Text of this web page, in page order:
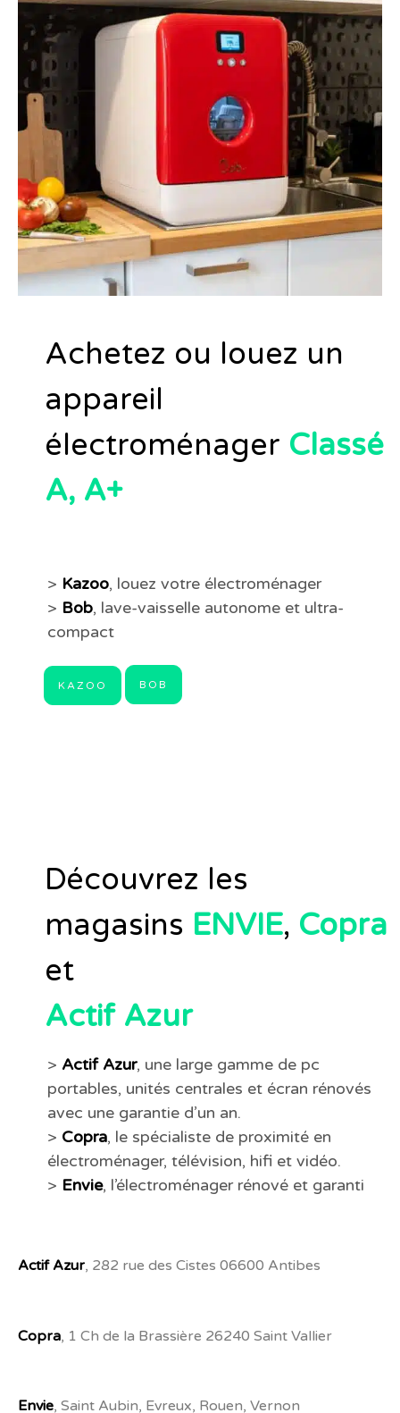
Achetez ou louez un
appareil
électroménager Classé
A, A+
> Kazoo, louez votre électroménager
> Bob, lave-vaisselle autonome et ultra-
compact
KAZOO BOB
Découvrez les
magasins ENVIE, Copra
et
Actif Azur
> Actif Azur, une large gamme de pc
portables, unités centrales et écran rénovés
avec une garantie d’un an.
> Copra, le spécialiste de proximité en
électroménager, télévision, hifi et vidéo.
> Envie, l’électroménager rénové et garanti
Actif Azur, 282 rue des Cistes 06600 Antibes
Copra, 1 Ch de la Brassière 26240 Saint Vallier
Envie, Saint Aubin, Evreux, Rouen, Vernon